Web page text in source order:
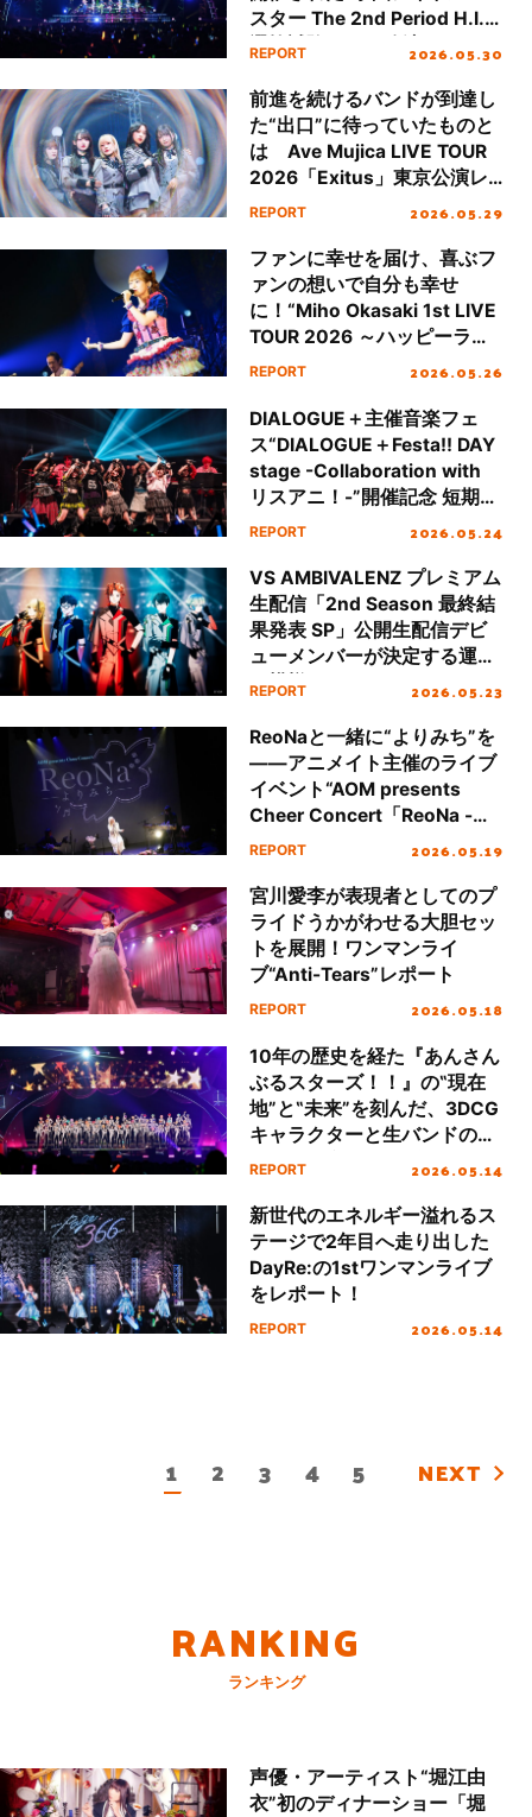
スター The 2nd Period H.I.F
選抜試験”DAY2公演レポート
REPORT 2026.05.30
前進を続けるバンドが到達し
た“出口”に待っていたものと
は Ave Mujica LIVE TOUR
2026「Exitus」東京公演レ
ポート
REPORT 2026.05.29
ファンに幸せを届け、喜ぶフ
ァンの想いで自分も幸せ
に！“Miho Okasaki 1st LIVE
TOUR 2026 ～ハッピーラッ
キージェット!!～ supported
ト
REPORT 2026.05.26
DIALOGUE＋主催音楽フェ
ス“DIALOGUE＋Festa!! DAY
stage -Collaboration with
リスアニ！-”開催記念 短期連
載！［最終回 “DIALOGUE＋
REPORT 2026.05.24
VS AMBIVALENZ プレミアム
生配信「2nd Season 最終結
果発表 SP」公開生配信デビ
ューメンバーが決定する運命
の模様をレポート！
REPORT 2026.05.23
ReoNaと一緒に“よりみち”を
――アニメイト主催のライブ
イベント“AOM presents
Cheer Concert「ReoNa -よ
りみち-」”レポート！
REPORT 2026.05.19
宮川愛李が表現者としてのプ
ライドうかがわせる大胆セッ
トを展開！ワンマンライ
ブ“Anti-Tears”レポート
REPORT 2026.05.18
10年の歴史を経た『あんさん
ぶるスターズ！！』の‟現在
地”と‟未来”を刻んだ、3DCG
キャラクターと生バンドのバ
ーチャル音楽ライブ‟あんさ
LIVE Tour 10th 𝄪ALL
STARS!!”の幕張公演を写真と
共に振り返る！
REPORT 2026.05.14
新世代のエネルギー溢れるス
テージで2年目へ走り出した
DayRe:の1stワンマンライブ
をレポート！
REPORT 2026.05.14
1 2 3 4 5 NEXT
RANKING
ランキング
声優・アーティスト“堀江由
衣”初のディナーショー「堀